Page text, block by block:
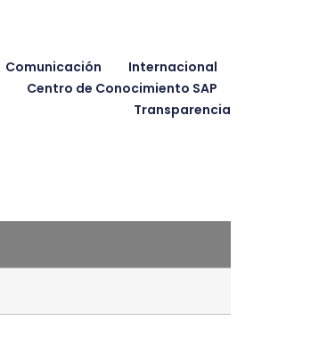
Comunicación
Internacional
Centro de Conocimiento SAP
Transparencia